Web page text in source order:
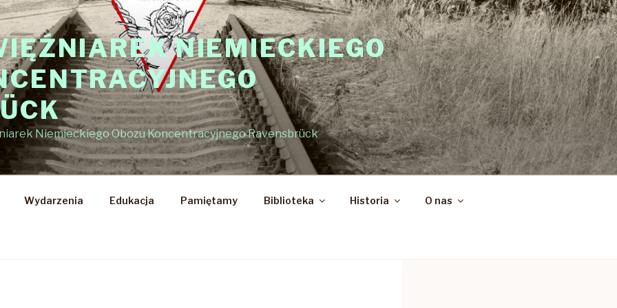
NIEMIECKIEGO
Niemieckiego Obozu Koncentracyjnego Ravensbrück
Wydarzenia Edukacja Pamiętamy Biblioteka Historia O nas